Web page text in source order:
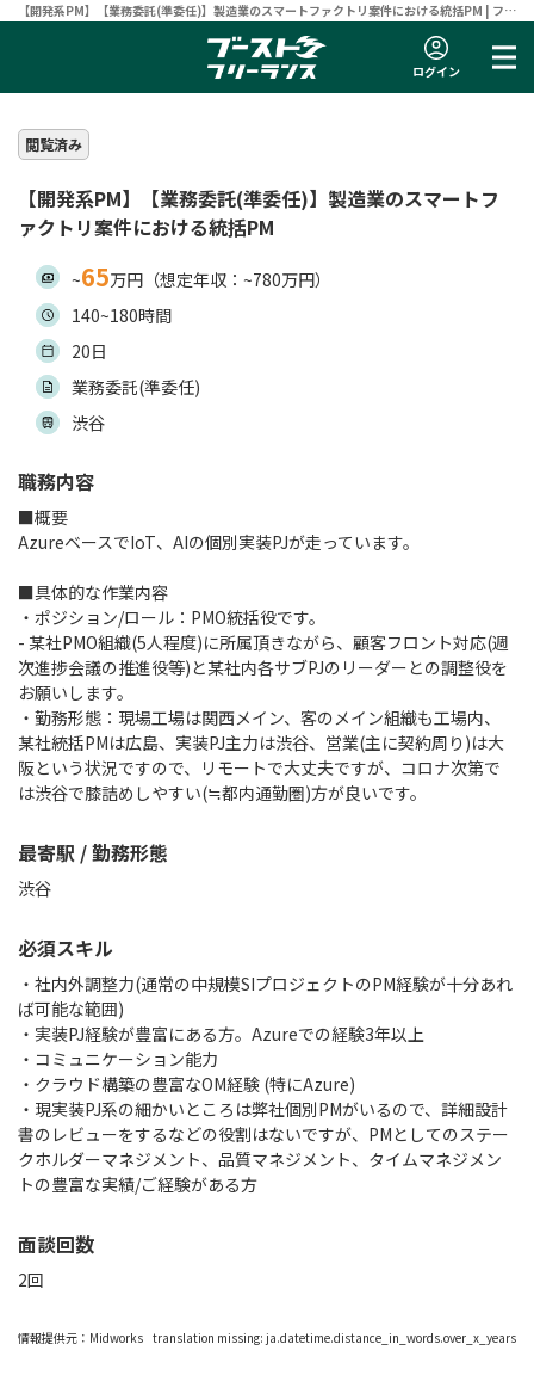
【開発系PM】【業務委託(準委任)】製造業のスマートファクトリ案件における統括PM | フリ
ーランスエンジニア向け案件サイト 【ブーストフリーランス】
ログイン
閲覧済み
【開発系PM】【業務委託(準委任)】製造業のスマートフ
ァクトリ案件における統括PM
~65万円（想定年収：~780万円）
140~180時間
20日
業務委託(準委任)
渋谷
職務内容
■概要
AzureベースでIoT、AIの個別実装PJが走っています。
■具体的な作業内容
・ポジション/ロール：PMO統括役です。
- 某社PMO組織(5人程度)に所属頂きながら、顧客フロント対応(週
次進捗会議の推進役等)と某社内各サブPJのリーダーとの調整役を
お願いします。
・勤務形態：現場工場は関西メイン、客のメイン組織も工場内、
某社統括PMは広島、実装PJ主力は渋谷、営業(主に契約周り)は大
阪という状況ですので、リモートで大丈夫ですが、コロナ次第で
は渋谷で膝詰めしやすい(≒都内通勤圏)方が良いです。
最寄駅 / 勤務形態
渋谷
必須スキル
・社内外調整力(通常の中規模SIプロジェクトのPM経験が十分あれ
ば可能な範囲)
・実装PJ経験が豊富にある方。Azureでの経験3年以上
・コミュニケーション能力
・クラウド構築の豊富なOM経験 (特にAzure)
・現実装PJ系の細かいところは弊社個別PMがいるので、詳細設計
書のレビューをするなどの役割はないですが、PMとしてのステー
クホルダーマネジメント、品質マネジメント、タイムマネジメン
トの豊富な実績/ご経験がある方
面談回数
2回
情報提供元： Midworks translation missing: ja.datetime.distance_in_words.over_x_years